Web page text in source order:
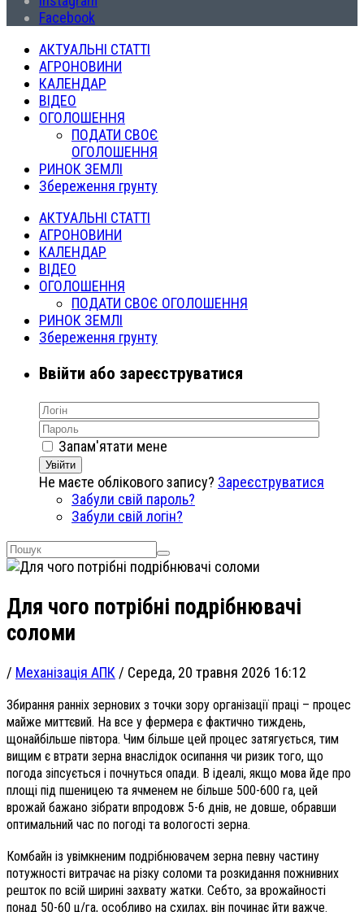
Facebook
АКТУАЛЬНІ СТАТТІ
АГРОНОВИНИ
КАЛЕНДАР
ВІДЕО
ОГОЛОШЕННЯ
ПОДАТИ СВОЄ
ОГОЛОШЕННЯ
РИНОК ЗЕМЛІ
Збереження грунту
АКТУАЛЬНІ СТАТТІ
АГРОНОВИНИ
КАЛЕНДАР
ВІДЕО
ОГОЛОШЕННЯ
ПОДАТИ СВОЄ ОГОЛОШЕННЯ
РИНОК ЗЕМЛІ
Збереження грунту
Ввійти або зареєструватися
Запам'ятати мене
Увійти
Не маєте облікового запису? Зареєструватися
Забули свій пароль?
Забули свій логін?
Для чого потрібні подрібнювачі
соломи
/ Механізація АПК / Середа, 20 травня 2026 16:12
Збирання ранніх зернових з точки зору організації праці – процес
майже миттєвий. На все у фермера є фактично тиждень,
щонайбільше півтора. Чим більше цей процес затягується, тим
вищим є втрати зерна внаслідок осипання чи ризик того, що
погода зіпсується і почнуться опади. В ідеалі, якщо мова йде про
площі під пшеницею та ячменем не більше 500-600 га, цей
врожай бажано зібрати впродовж 5-6 днів, не довше, обравши
оптимальний час по погоді та вологості зерна.
Комбайн із увімкненим подрібнювачем зерна певну частину
потужності витрачає на різку соломи та розкидання пожнивних
решток по всій ширині захвату жатки. Себто, за врожайності
понад 50-60 ц/га, особливо на схилах, він починає йти важче.